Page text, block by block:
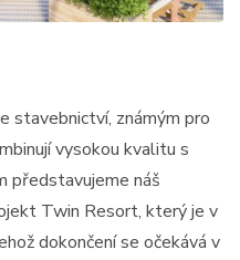
stavebnictví, známým pro
vysokou kvalitu s
představujeme náš
Twin Resort, který je v
dokončení se očekává v